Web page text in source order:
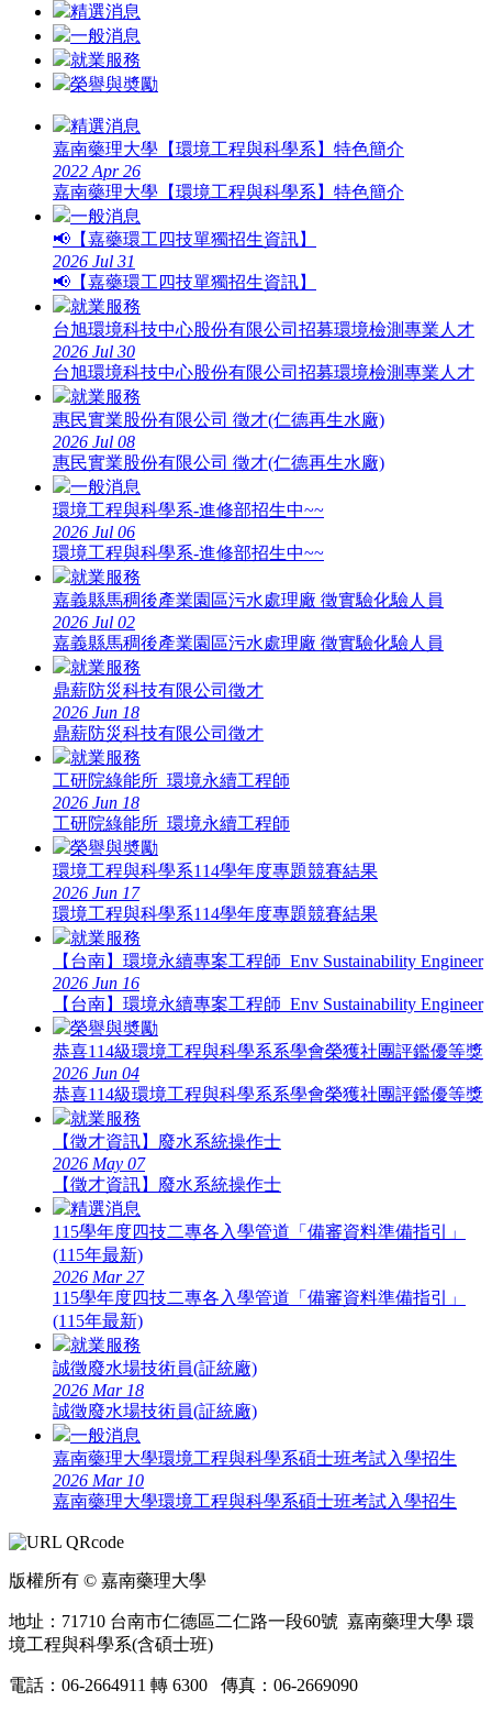
精選消息
一般消息
就業服務
榮譽與奬勵
精選消息
嘉南藥理大學【環境工程與科學系】特色簡介
2022 Apr 26
嘉南藥理大學【環境工程與科學系】特色簡介
一般消息
📢【嘉藥環工四技單獨招生資訊】
2026 Jul 31
📢【嘉藥環工四技單獨招生資訊】
就業服務
台旭環境科技中心股份有限公司招募環境檢測專業人才
2026 Jul 30
台旭環境科技中心股份有限公司招募環境檢測專業人才
就業服務
惠民實業股份有限公司 徵才(仁德再生水廠)
2026 Jul 08
惠民實業股份有限公司 徵才(仁德再生水廠)
一般消息
環境工程與科學系-進修部招生中~~
2026 Jul 06
環境工程與科學系-進修部招生中~~
就業服務
嘉義縣馬稠後產業園區污水處理廠 徵實驗化驗人員
2026 Jul 02
嘉義縣馬稠後產業園區污水處理廠 徵實驗化驗人員
就業服務
鼎薪防災科技有限公司徵才
2026 Jun 18
鼎薪防災科技有限公司徵才
就業服務
工研院綠能所_環境永續工程師
2026 Jun 18
工研院綠能所_環境永續工程師
榮譽與奬勵
環境工程與科學系114學年度專題競賽結果
2026 Jun 17
環境工程與科學系114學年度專題競賽結果
就業服務
【台南】環境永續專案工程師_Env Sustainability Engineer
2026 Jun 16
【台南】環境永續專案工程師_Env Sustainability Engineer
榮譽與奬勵
恭喜114級環境工程與科學系系學會榮獲社團評鑑優等獎
2026 Jun 04
恭喜114級環境工程與科學系系學會榮獲社團評鑑優等獎
就業服務
【徵才資訊】廢水系統操作士
2026 May 07
【徵才資訊】廢水系統操作士
精選消息
115學年度四技二專各入學管道「備審資料準備指引」
(115年最新)
2026 Mar 27
115學年度四技二專各入學管道「備審資料準備指引」
(115年最新)
就業服務
誠徵廢水場技術員(証統廠)
2026 Mar 18
誠徵廢水場技術員(証統廠)
一般消息
嘉南藥理大學環境工程與科學系碩士班考試入學招生
2026 Mar 10
嘉南藥理大學環境工程與科學系碩士班考試入學招生
版權所有 © 嘉南藥理大學
地址：71710 台南市仁德區二仁路一段60號 嘉南藥理大學 環
境工程與科學系(含碩士班)
電話：06-2664911 轉 6300 傳真：06-2669090